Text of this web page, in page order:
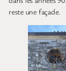
reste une façade.